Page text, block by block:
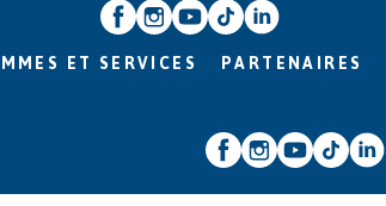
ET SERVICES PARTENAIRES